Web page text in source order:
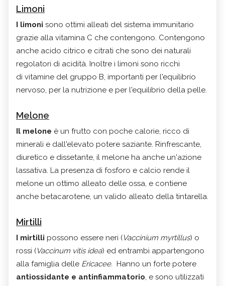
Limoni
I limoni sono ottimi alleati del sistema immunitario
grazie alla vitamina C che contengono. Contengono
anche acido citrico e citrati che sono dei naturali
regolatori di acidità. Inoltre i limoni sono ricchi
di vitamine del gruppo B, importanti per l'equilibrio
nervoso, per la nutrizione e per l'equilibrio della pelle.
Melone
Il melone è un frutto con poche calorie, ricco di
minerali e dall'elevato potere saziante. Rinfrescante,
diuretico e dissetante, il melone ha anche un'azione
lassativa. La presenza di fosforo e calcio rende il
melone un ottimo alleato delle ossa, e contiene
anche betacarotene, un valido alleato della tintarella.
Mirtilli
I mirtilli possono essere neri (Vaccinium myrtillus) o
rossi (Vaccinum vitis idea) ed entrambi appartengono
alla famiglia delle Ericacee. Hanno un forte potere
antiossidante e antinfiammatorio, e sono utilizzati